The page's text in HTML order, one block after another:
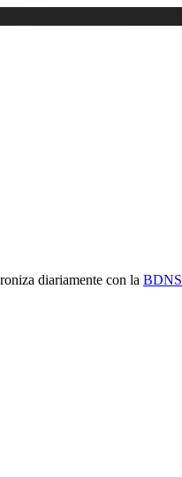
diariamente con la BDNS